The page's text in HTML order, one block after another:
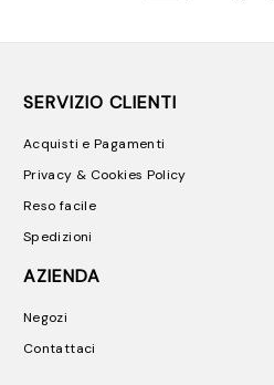
SERVIZIO CLIENTI
Acquisti e Pagamenti
Privacy & Cookies Policy
Reso facile
Spedizioni
AZIENDA
Negozi
Contattaci